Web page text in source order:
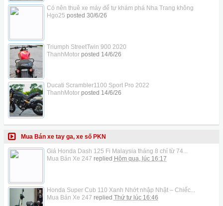
Có nên thuê xe máy để tự khám phá Nha Trang không
Hgo25 posted 30/6/26
Triumph StreetTwin 900 2020
ThanhMotorposted 14/6/26
Ducati Scrambler1100 Sport Pro 2022
ThanhMotorposted 14/6/26
Mua Bán xe tay ga, xe số PKN
Giá Honda Dash 125 Fi Malaysia tháng 8 chỉ từ 74...
Mua Bán Xe 247 replied Hôm qua, lúc 16:17
Honda Super Cub 110 Xanh Nhớt nhập Nhật – Chiếc...
Mua Bán Xe 247 replied Thứ tư lúc 16:46